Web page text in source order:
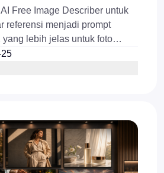
Free Image Describer untuk
referensi menjadi prompt
yang lebih jelas untuk foto
poster, dan sampul blog.